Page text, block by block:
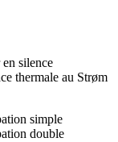
silence
thermale au Strøm
simple
double